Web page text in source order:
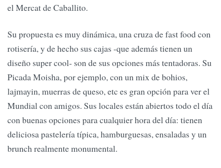
el Mercat de Caballito.
Su propuesta es muy dinámica, una cruza de fast food con
rotisería, y de hecho sus cajas -que además tienen un
diseño super cool- son de sus opciones más tentadoras. Su
Picada Moisha, por ejemplo, con un mix de bohios,
lajmayin, muerras de queso, etc es gran opción para ver el
Mundial con amigos. Sus locales están abiertos todo el día
con buenas opciones para cualquier hora del día: tienen
deliciosa pastelería típica, hamburguesas, ensaladas y un
brunch realmente monumental.